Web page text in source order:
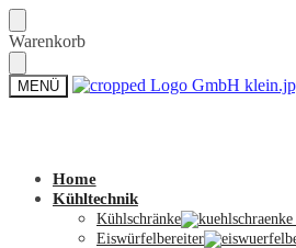
Skip
to
navigation
Skip
to
content
Warenkorb
MENÜ
Zum Shop
Home
Kühltechnik
Kühlschränke
Eiswürfelbereiter